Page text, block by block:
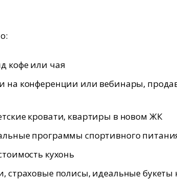
кофе или чая
на конференции или вебинары,
кровати, квартиры в новом ЖК
программы спортивного
кухонь
страховые полисы, идеальные букеты